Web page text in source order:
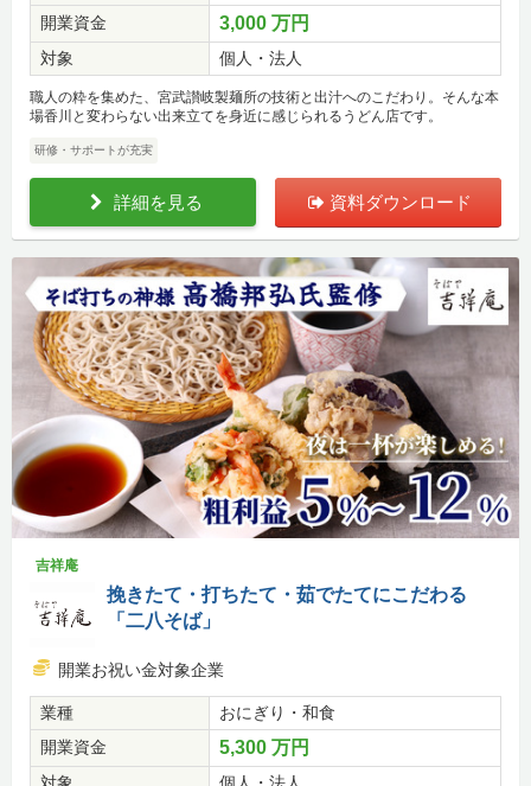
開業資金
3,000 万円
対象 個人・法人
職人の粋を集めた、宮武讃岐製麺所の技術と出汁へのこだわり。そんな本
場香川と変わらない出来立てを身近に感じられるうどん店です。
研修・サポートが充実
詳細を見る 資料ダウンロード
吉祥庵
挽きたて・打ちたて・茹でたてにこだわる
「二八そば」
開業お祝い金対象企業
業種
おにぎり・和食
開業資金
5,300 万円
対象 個人・法人